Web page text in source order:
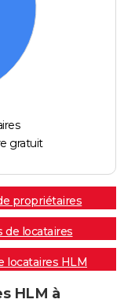
gratuit
propriétaires
de locataires
locataires HLM
HLM à